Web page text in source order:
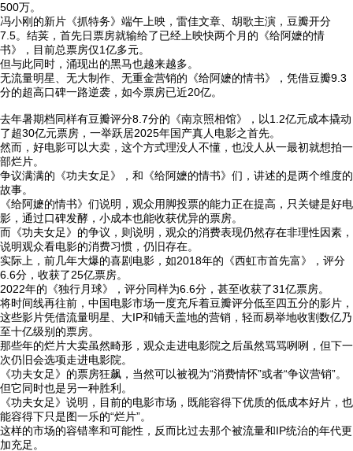
500万。
冯小刚的新片《抓特务》端午上映，雷佳文章、胡歌主演，豆瓣开分
7.5。结荚，首先日票房就输给了已经上映快两个月的《给阿嬷的情
书》，目前总票房仅1亿多元。
但与此同时，涌现出的黑马也越来越多。
无流量明星、无大制作、无重金营销的《给阿嬷的情书》，凭借豆瓣9.3
分的超高口碑一路逆袭，如今票房已近20亿。
去年暑期档同样有豆瓣评分8.7分的《南京照相馆》，以1.2亿元成本撬动
了超30亿元票房，一举跃居2025年国产真人电影之首先。
然而，好电影可以大卖，这个方式理没人不懂，也没人从一最初就想拍一
部烂片。
争议满满的《功夫女足》，和《给阿嬷的情书》们，讲述的是两个维度的
故事。
《给阿嬷的情书》们说明，观众用脚投票的能力正在提高，只关键是好电
影，通过口碑发酵，小成本也能收获优异的票房。
而《功夫女足》的争议，则说明，观众的消费表现仍然存在非理性因素，
说明观众看电影的消费习惯，仍旧存在。
实际上，前几年大爆的喜剧电影，如2018年的《西虹市首先富》，评分
6.6分，收获了25亿票房。
2022年的《独行月球》，评分同样为6.6分，甚至收获了31亿票房。
将时间线再往前，中国电影市场一度充斥着豆瓣评分低至四五分的影片，
这些影片凭借流量明星、大IP和铺天盖地的营销，轻而易举地收割数亿乃
至十亿级别的票房。
那些年的烂片大卖虽然畸形，观众走进电影院之后虽然骂骂咧咧，但下一
次仍旧会选项走进电影院。
《功夫女足》的票房狂飙，当然可以被视为“消费情怀”或者“争议营销”。
但它同时也是另一种胜利。
《功夫女足》说明，目前的电影市场，既能容得下优质的低成本好片，也
能容得下只是图一乐的“烂片”。
这样的市场的容错率和可能性，反而比过去那个被流量和IP统治的年代更
加充足。